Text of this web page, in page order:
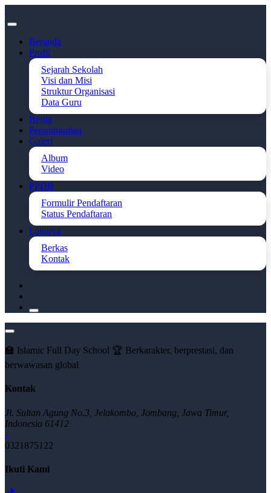
Beranda
Profil
Sejarah Sekolah
Visi dan Misi
Struktur Organisasi
Data Guru
Berita
Pengumuman
Galeri
Album
Video
PPDB
Formulir Pendaftaran
Status Pendaftaran
Lainnya
Berkas
Kontak
🏫 Islamic Full Day School 🏆 Berkarakter, berprestasi, dan
berwawasan global
Kontak
Jl. Sultan Agung No.3, Jelakombo, Jombang, Jawa Timur,
Indonesia 61412
-
0321875122
Ikuti Kami